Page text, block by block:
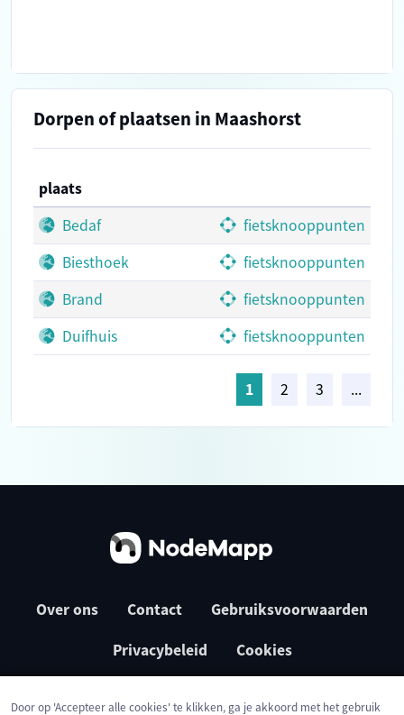
Dorpen of plaatsen in Maashorst
plaats
Bedaf
fietsknooppunten
Biesthoek
fietsknooppunten
Brand
fietsknooppunten
Duifhuis
fietsknooppunten
1 2 3 ...
Over ons Contact Gebruiksvoorwaarden
Privacybeleid Cookies
Door op 'Accepteer alle cookies' te klikken, ga je akkoord met het gebruik